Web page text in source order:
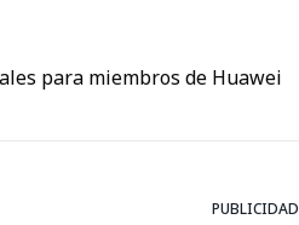
para miembros de Huawei
PUBLICIDAD